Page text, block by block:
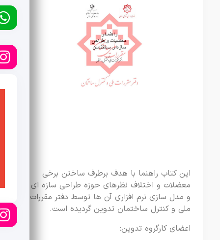
این کتاب راهنما با هدف برطرف ساختن برخی
معضلات و اختلاف نظرهای حوزه طراحی سازه ای
و مدل سازی نرم افزاری آن ها توسط دفتر مقررات
ملی و کنترل ساختمان تدوین گردیده است.
اعضای کارگروه تدوین: